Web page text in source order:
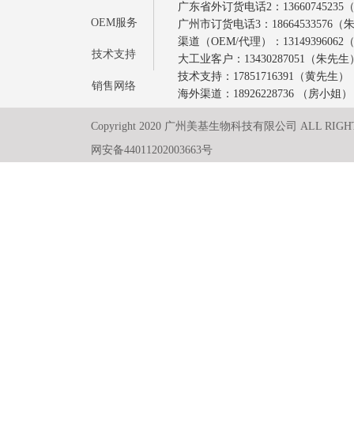
OEM服务
技术支持
销售网络
广东省外订货电话2：13660745235
广州市订货电话3：18664533576（
渠道（OEM/代理）：13149396062
大工业客户：13430287051（朱先生
技术支持：17851716391（黄先生）
海外渠道：18926228736 （房小姐）
Copyright 2020 广州美基生物科技有限公司 ALL
网安备44011202003663号